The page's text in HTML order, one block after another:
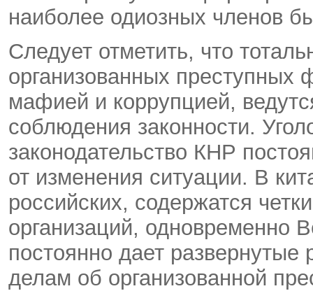
наиболее одиозных членов
Следует отметить, что
организованных преступных
мафией и коррупцией,
соблюдения законности.
законодательство КНР
от изменения ситуации. В
российских, содержатся
организаций, одновременно
постоянно дает развернутые
делам об организованной